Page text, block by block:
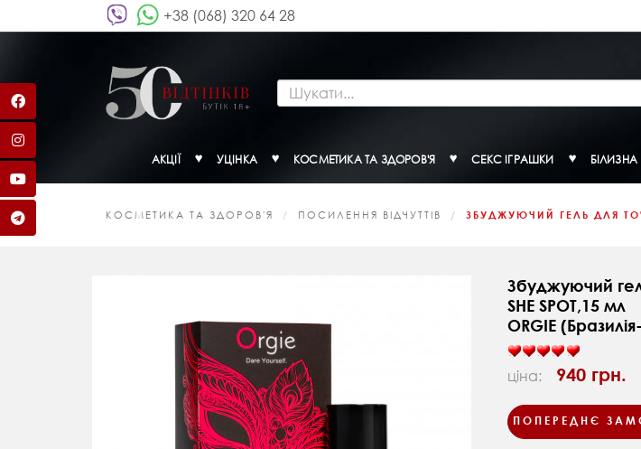
+38 (068) 320 64 28
АКЦІЇ УЦІНКА КОСМЕТИКА ТА ЗДОРОВ'Я СЕКС ІГРАШКИ БІЛИЗНА
КОСМЕТИКА ТА ЗДОРОВ'Я ПОСИЛЕННЯ ВІДЧУТТІВ ЗБУДЖУЮЧИЙ ГЕЛЬ ДЛЯ
Збуджуючий
SHE SPOT,15 мл
ORGIE
ціна: 940 грн.
ПОПЕРЕДНЄ